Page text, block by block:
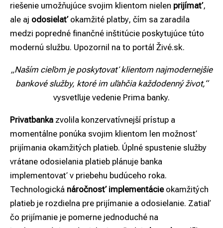
riešenie umožňujúce svojim klientom nielen prijímať,
ale aj odosielaťokamžité platby, čím sa zaradila
medzi popredné finančné inštitúcie poskytujúce túto
modernú službu. Upozornil na to portál Živé.sk.
„Naším cieľom je poskytovať klientom najmodernejšie
bankové služby, ktoré im uľahčia každodenný život,“
vysvetľuje vedenie Prima banky.
Privatbanka zvolila konzervatívnejší prístup a
momentálne ponúka svojim klientom len možnosť
prijímania okamžitých platieb. Úplné spustenie služby
vrátane odosielania platieb plánuje banka
implementovať v priebehu budúceho roka.
Technologická náročnosť implementácieokamžitých
platieb je rozdielna pre prijímanie a odosielanie. Zatiaľ
čo prijímanie je pomerne jednoduché na